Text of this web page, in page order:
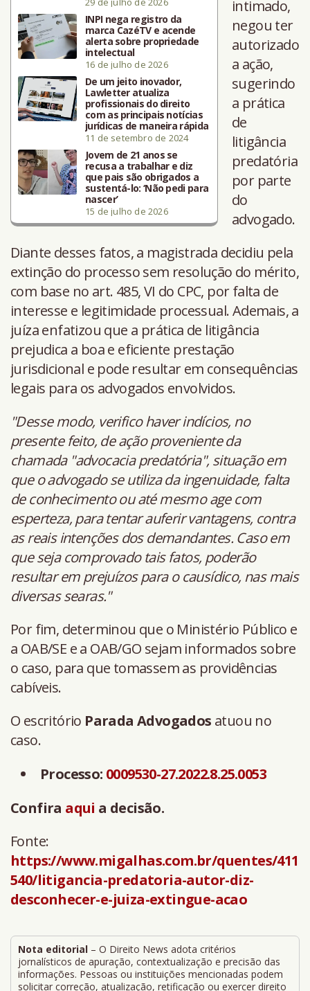
INPI nega registro da
marca CazéTV e acende
alerta sobre propriedade
intelectual
16 de julho de 2026
De um jeito inovador,
Lawletter atualiza
profissionais do direito
com as principais notícias
jurídicas de maneira rápida
11 de setembro de 2024
Jovem de 21 anos se
recusa a trabalhar e diz
que pais são obrigados a
sustentá-lo: ‘Não pedi para
nascer’
15 de julho de 2026
intimado,
negou ter
autorizado
a ação,
sugerindo
a prática
de
litigância
predatória
por parte
do
advogado.
Diante desses fatos, a magistrada decidiu pela
extinção do processo sem resolução do mérito,
com base no art. 485, VI do CPC, por falta de
interesse e legitimidade processual. Ademais, a
juíza enfatizou que a prática de litigância
prejudica a boa e eficiente prestação
jurisdicional e pode resultar em consequências
legais para os advogados envolvidos.
"Desse modo, verifico haver indícios, no
presente feito, de ação proveniente da
chamada "advocacia predatória", situação em
que o advogado se utiliza da ingenuidade, falta
de conhecimento ou até mesmo age com
esperteza, para tentar auferir vantagens, contra
as reais intenções dos demandantes. Caso em
que seja comprovado tais fatos, poderão
resultar em prejuízos para o causídico, nas mais
diversas searas."
Por fim, determinou que o Ministério Público e
a OAB/SE e a OAB/GO sejam informados sobre
o caso, para que tomassem as providências
cabíveis.
O escritório Parada Advogados atuou no
caso.
Processo: 0009530-27.2022.8.25.0053
Confira aqui a decisão.
Fonte:
https://www.migalhas.com.br/quentes/411
540/litigancia-predatoria-autor-diz-
desconhecer-e-juiza-extingue-acao
Nota editorial – O Direito News adota critérios
jornalísticos de apuração, contextualização e precisão das
informações. Pessoas ou instituições mencionadas podem
solicitar correção, atualização, retificação ou exercer direito